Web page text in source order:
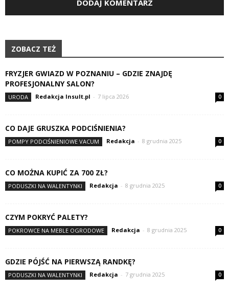
ZOBACZ TEŻ
FRYZJER GWIAZD W POZNANIU – GDZIE ZNAJDĘ
PROFESJONALNY SALON?
URODA Redakcja Insult.pl - 7 lipca 2026 0
CO DAJE GRUSZKA PODCIŚNIENIA?
POMPY PODCIŚNIENIOWE VACUM Redakcja - 8 grudnia 2025 0
CO MOŻNA KUPIĆ ZA 700 ZŁ?
PODUSZKI NA WALENTYNKI Redakcja - 8 grudnia 2025 0
CZYM POKRYĆ PALETY?
POKROWCE NA MEBLE OGRODOWE Redakcja - 8 grudnia 2025 0
GDZIE PÓJŚĆ NA PIERWSZĄ RANDKĘ?
PODUSZKI NA WALENTYNKI Redakcja - 7 grudnia 2025 0